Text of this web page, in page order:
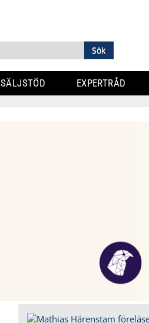
SÄLJSTÖD EXPERTRÅD